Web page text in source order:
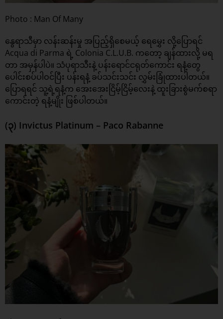
Photo : Man Of Many
နွေရာသီမှာ လန်းဆန်းမှု အပြည့်ရှိစေမယ့် ရေမွှေး လို့ပြောရင်
Acqua di Parma ရဲ့ Colonia C.L.U.B. ကတော့ ချန်ထားလို့ မရ
တာ အမှန်ပါပဲ။ သံပုရာသီးနဲ့ ပန်းရောင်ငရုတ်ကောင်း ရနံ့တွေ
ပေါင်းစပ်ပါဝင်ပြီး ပန်းရနံ့ ခပ်သင်းသင်း လွှမ်းခြုံထားပါတယ်။
ပြောရရင် သူ့ရဲ့ရနံ့က အေးအေးငြိမ့်ငြိမ့်လေးနဲ့ ထူးခြားစွဲမက်စရာ
ကောင်းတဲ့ ရနံ့မျိုး ဖြစ်ပါတယ်။
(၃) Invictus Platinum – Paco Rabanne